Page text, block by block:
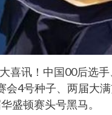
喜讯！中国00后选
会4号种子、两届大
盛顿赛头号黑马。